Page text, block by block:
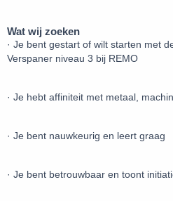
Wat wij zoeken
· Je bent gestart of wilt starten met
Verspaner niveau 3 bij REMO
· Je hebt affiniteit met metaal,
· Je bent nauwkeurig en leert graag
· Je bent betrouwbaar en toont